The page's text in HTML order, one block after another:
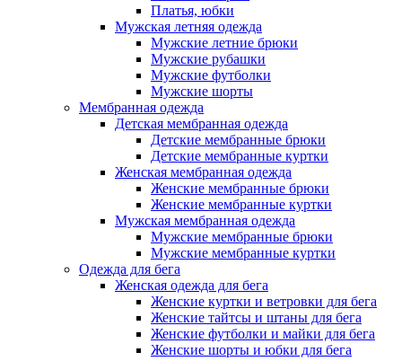
Платья, юбки
Мужская летняя одежда
Мужские летние брюки
Мужские рубашки
Мужские футболки
Мужские шорты
Мембранная одежда
Детская мембранная одежда
Детские мембранные брюки
Детские мембранные куртки
Женская мембранная одежда
Женские мембранные брюки
Женские мембранные куртки
Мужская мембранная одежда
Мужские мембранные брюки
Мужские мембранные куртки
Одежда для бега
Женская одежда для бега
Женские куртки и ветровки для бега
Женские тайтсы и штаны для бега
Женские футболки и майки для бега
Женские шорты и юбки для бега